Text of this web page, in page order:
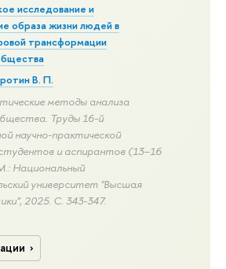
исследование и
образа жизни людей в
трансформации
В. П.
методы анализа
Труды 16-й
научно-практической
и аспирантов (13–16
Национальный
университет "Высшая
2025. С. 343-347.